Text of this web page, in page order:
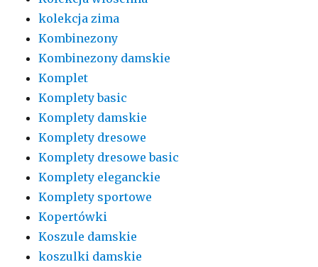
kolekcja zima
Kombinezony
Kombinezony damskie
Komplet
Komplety basic
Komplety damskie
Komplety dresowe
Komplety dresowe basic
Komplety eleganckie
Komplety sportowe
Kopertówki
Koszule damskie
koszulki damskie